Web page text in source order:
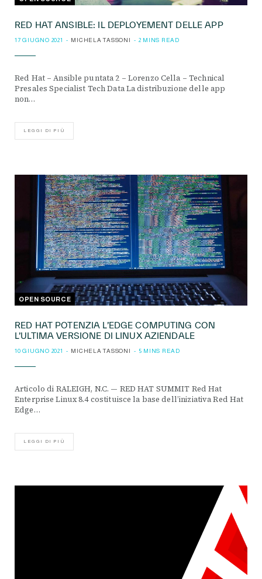
RED HAT ANSIBLE: IL DEPLOYEMENT DELLE APP
17 GIUGNO 2021 MICHELA TASSONI 2 MINS READ
Red Hat – Ansible puntata 2 – Lorenzo Cella – Technical
Presales Specialist Tech Data La distribuzione delle app
non…
LEGGI DI PIÙ
OPEN SOURCE
RED HAT POTENZIA L’EDGE COMPUTING CON
L’ULTIMA VERSIONE DI LINUX AZIENDALE
10 GIUGNO 2021 MICHELA TASSONI 5 MINS READ
Articolo di RALEIGH, N.C. — RED HAT SUMMIT Red Hat
Enterprise Linux 8.4 costituisce la base dell’iniziativa Red Hat
Edge…
LEGGI DI PIÙ